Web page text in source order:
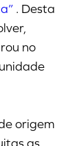
. Desta
no
origem
as